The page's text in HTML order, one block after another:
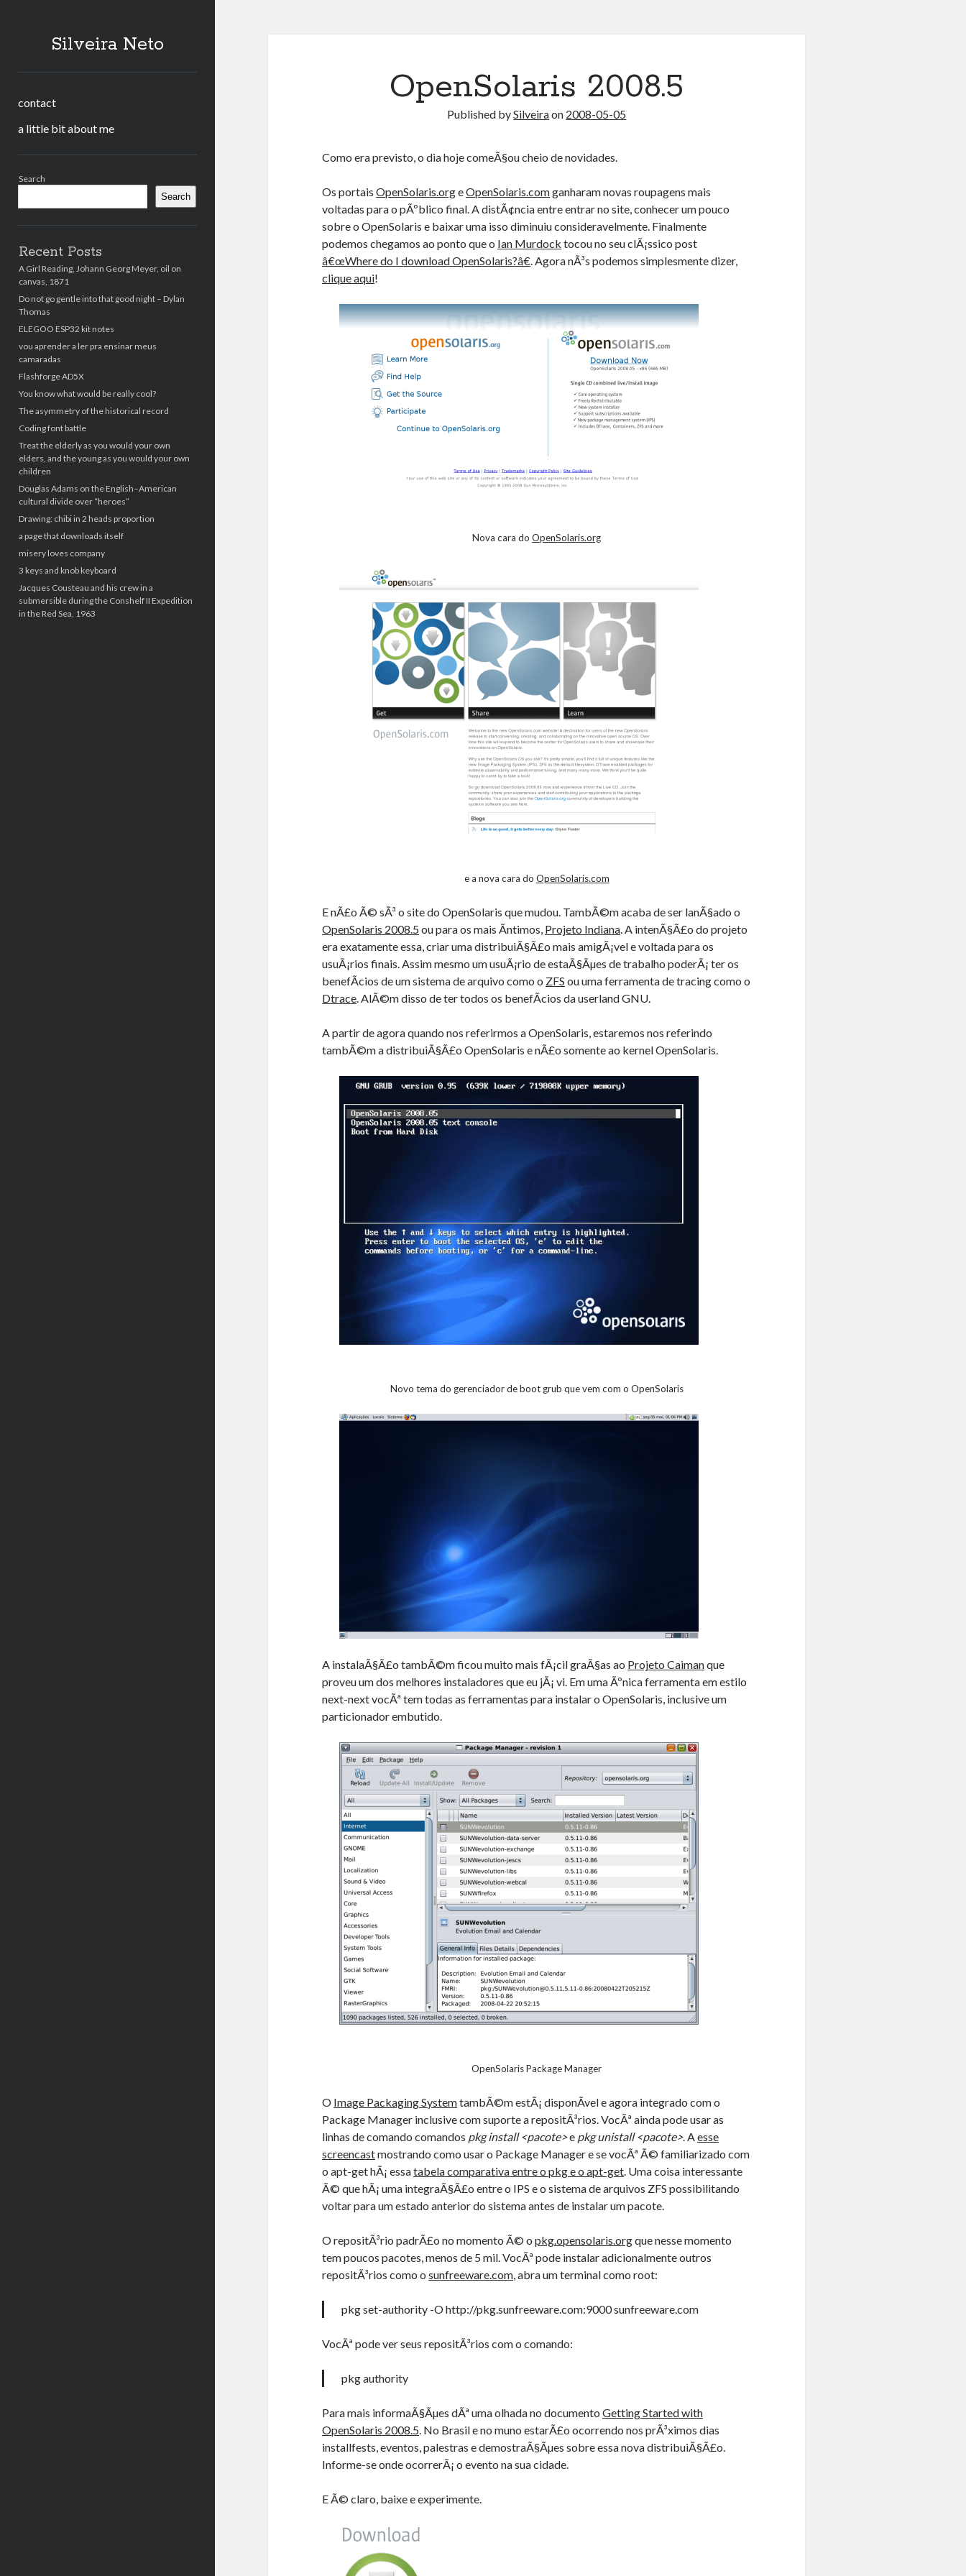
Silveira Neto
contact
a little bit about me
Search
Search
Recent Posts
A Girl Reading, Johann Georg Meyer, oil on
canvas, 1871
Do not go gentle into that good night – Dylan
Thomas
ELEGOO ESP32 kit notes
vou aprender a ler pra ensinar meus
camaradas
Flashforge AD5X
You know what would be really cool?
The asymmetry of the historical record
Coding font battle
Treat the elderly as you would your own
elders, and the young as you would your own
children
Douglas Adams on the English–American
cultural divide over “heroes”
Drawing: chibi in 2 heads proportion
a page that downloads itself
misery loves company
3 keys and knob keyboard
Jacques Cousteau and his crew in a
submersible during the Conshelf II Expedition
in the Red Sea, 1963
OpenSolaris 2008.5
Published bySilveiraon 2008-05-05
Como era previsto, o dia hoje comeÃ§ou cheio de novidades.
Os portaisOpenSolaris.orgeOpenSolaris.comganharam novas roupagens mais
voltadas para o pÃºblico final. A distÃ¢ncia entre entrar no site, conhecer um pouco
sobre o OpenSolaris e baixar uma isso diminuiu consideravelmente. Finalmente
podemos chegamos ao ponto que o Ian Murdock tocou no seu clÃ¡ssico post
â€œWhere do I download OpenSolaris?â€. Agora nÃ³s podemos simplesmente dizer,
clique aqui!
Nova cara doOpenSolaris.org
e a nova cara do OpenSolaris.com
E nÃ£o Ã© sÃ³ o site do OpenSolaris que mudou. TambÃ©m acaba de ser lanÃ§ado o
OpenSolaris 2008.5 ou para os mais Ã­ntimos, Projeto Indiana. A intenÃ§Ã£o do projeto
era exatamente essa, criar uma distribuiÃ§Ã£o mais amigÃ¡vel e voltada para os
usuÃ¡rios finais. Assim mesmo um usuÃ¡rio de estaÃ§Ãµes de trabalho poderÃ¡ ter os
benefÃ­cios de um sistema de arquivo como o ZFS ou uma ferramenta de tracing como o
Dtrace. AlÃ©m disso de ter todos os benefÃ­cios da userland GNU.
A partir de agora quando nos referirmos a OpenSolaris, estaremos nos referindo
tambÃ©m a distribuiÃ§Ã£o OpenSolaris e nÃ£o somente ao kernel OpenSolaris.
Novo tema do gerenciador de boot grub que vem com o OpenSolaris
A instalaÃ§Ã£o tambÃ©m ficou muito mais fÃ¡cil graÃ§as ao Projeto Caimanque
proveu um dos melhores instaladores que eu jÃ¡ vi. Em uma Ãºnica ferramenta em estilo
next-next vocÃª tem todas as ferramentas para instalar o OpenSolaris, inclusive um
particionador embutido.
OpenSolaris Package Manager
O Image Packaging SystemtambÃ©m estÃ¡ disponÃ­vel e agora integrado com o
Package Manager inclusive com suporte a repositÃ³rios. VocÃª ainda pode usar as
linhas de comando comandos pkg install <pacote>e pkg unistall <pacote>. Aesse
screencastmostrando como usar o Package Manager e se vocÃª Ã© familiarizado com
o apt-get hÃ¡ essatabela comparativa entre o pkg e o apt-get. Uma coisa interessante
Ã© que hÃ¡ uma integraÃ§Ã£o entre o IPS e o sistema de arquivos ZFS possibilitando
voltar para um estado anterior do sistema antes de instalar um pacote.
O repositÃ³rio padrÃ£o no momento Ã© opkg.opensolaris.orgque nesse momento
tem poucos pacotes, menos de 5 mil. VocÃª pode instalar adicionalmente outros
repositÃ³rios como osunfreeware.com, abra um terminal como root:
pkg set-authority -O http://pkg.sunfreeware.com:9000 sunfreeware.com
VocÃª pode ver seus repositÃ³rios com o comando:
pkg authority
Para mais informaÃ§Ãµes dÃª uma olhada no documentoGetting Started with
OpenSolaris 2008.5. No Brasil e no muno estarÃ£o ocorrendo nos prÃ³ximos dias
installfests, eventos, palestras e demostraÃ§Ãµes sobre essa nova distribuiÃ§Ã£o.
Informe-se onde ocorrerÃ¡ o evento na sua cidade.
E Ã© claro, baixe e experimente.